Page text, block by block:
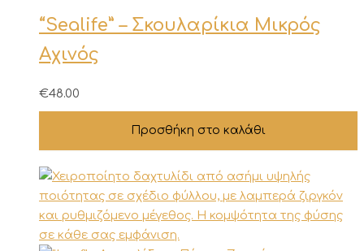
“Sealife” – Σκουλαρίκια Μικρός
Αχινός
€48.00
Προσθήκη στο καλάθι